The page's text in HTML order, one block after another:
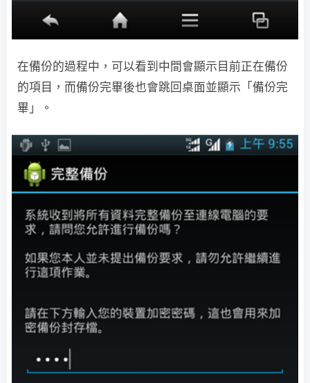
在備份的過程中，可以看到中間會顯示目前正在備份
的項目，而備份完畢後也會跳回桌面並顯示「備份完
畢」。